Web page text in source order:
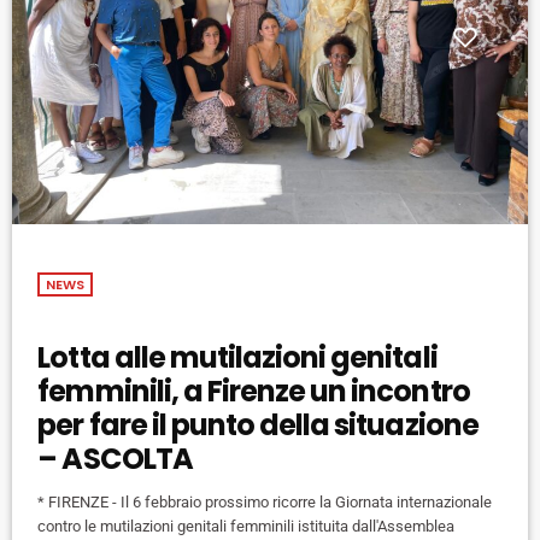
NEWS
Lotta alle mutilazioni genitali
femminili, a Firenze un incontro
per fare il punto della situazione
– ASCOLTA
* FIRENZE - Il 6 febbraio prossimo ricorre la Giornata internazionale
contro le mutilazioni genitali femminili istituita dall'Assemblea